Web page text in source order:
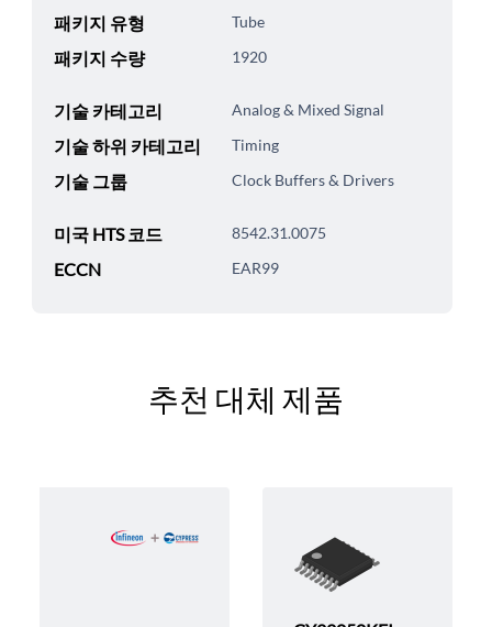
패키지 유형 Tube
패키지 수량 1920
기술 카테고리 Analog & Mixed Signal
기술 하위 카테고리 Timing
기술 그룹 Clock Buffers & Drivers
미국 HTS 코드 8542.31.0075
ECCN EAR99
추천 대체 제품